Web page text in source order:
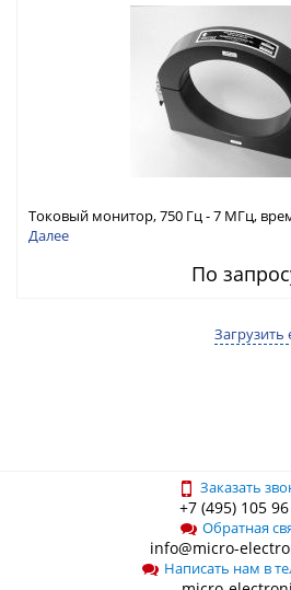
Токовый монитор, 750 Гц - 7 МГц,
20 А скз
Далее
По
Загрузить
Заказать
+7 (495) 105
Обратная
info@micro-
Написать нам в